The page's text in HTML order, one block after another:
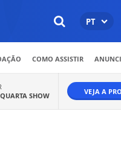
PT
COMO ASSISTIR
QUARTA SHOW VEJA A